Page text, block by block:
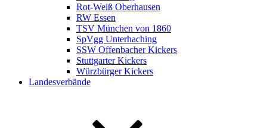
Rot-Weiß Oberhausen
RW Essen
TSV München von 1860
SpVgg Unterhaching
SSW Offenbacher Kickers
Stuttgarter Kickers
Würzbürger Kickers
Landesverbände